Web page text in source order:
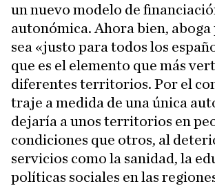
un nuevo modelo de
autonómica. Ahora bien, aboga
sea «justo para todos los
que es el elemento que más
diferentes territorios. Por el
traje a medida de una única
dejaría a unos territorios en
condiciones que otros, al
servicios como la sanidad, la
políticas sociales en las